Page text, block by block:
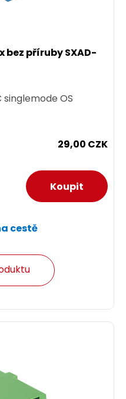
bez příruby SXAD-
OS
29,00 CZK
cestě